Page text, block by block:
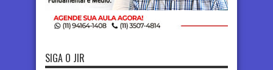
SIGA O JIR